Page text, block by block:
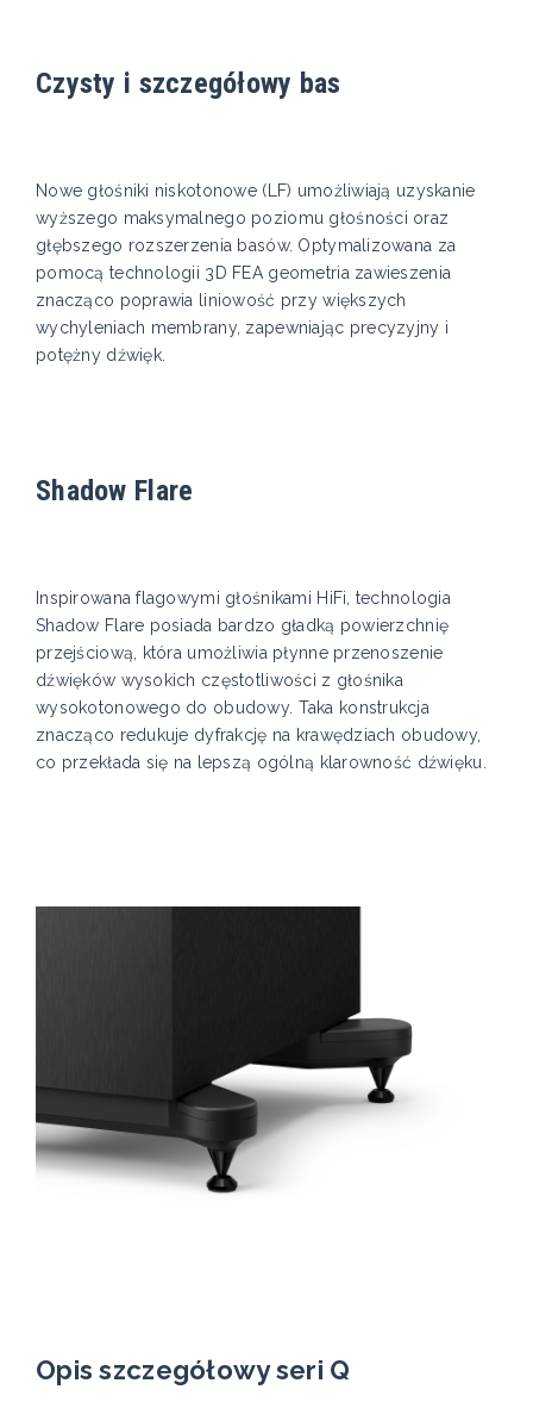
Czysty i szczegółowy bas
Nowe głośniki niskotonowe (LF) umożliwiają uzyskanie
wyższego maksymalnego poziomu głośności oraz
głębszego rozszerzenia basów. Optymalizowana za
pomocą technologii 3D FEA geometria zawieszenia
znacząco poprawia liniowość przy większych
wychyleniach membrany, zapewniając precyzyjny i
potężny dźwięk.
Shadow Flare
Inspirowana flagowymi głośnikami HiFi, technologia
Shadow Flare posiada bardzo gładką powierzchnię
przejściową, która umożliwia płynne przenoszenie
dźwięków wysokich częstotliwości z głośnika
wysokotonowego do obudowy. Taka konstrukcja
znacząco redukuje dyfrakcję na krawędziach obudowy,
co przekłada się na lepszą ogólną klarowność dźwięku.
Opis szczegółowy seri Q